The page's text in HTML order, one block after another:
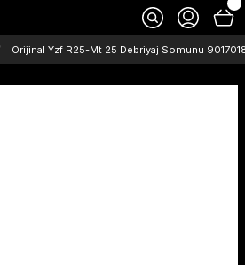
Orijinal Yzf R25-Mt 25 Debriyaj Somunu